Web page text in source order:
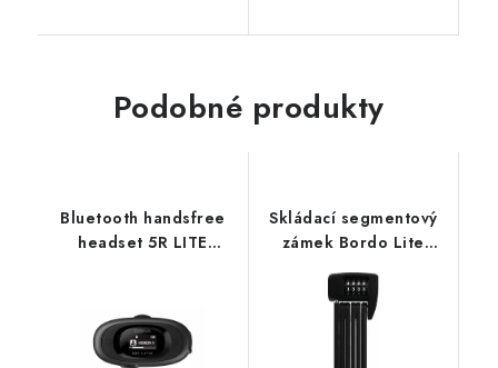
Podobné produkty
Bluetooth handsfree
headset 5R LITE
Skládací segmentový
zámek Bordo Lite
(celková délka 85 cm),
ABUS